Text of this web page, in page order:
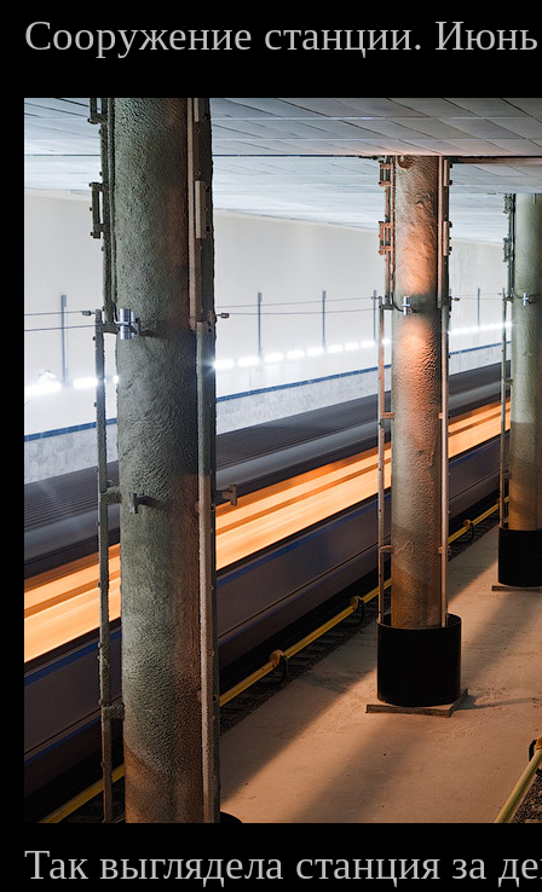
Сооружение станции.
Так выглядела станция за